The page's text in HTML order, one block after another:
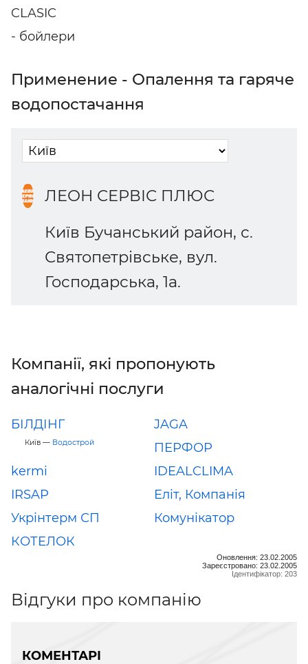
CLASIC
- бойлери
Применение - Опалення та гаряче
водопостачання
ЛЕОН СЕРВІС ПЛЮС
Київ Бучанський район, с.
Святопетрівське, вул.
Господарська, 1а.
Компанії, які пропонують
аналогічні послуги
БІЛДІНГ
Київ — Водострой
JAGA
ПЕРФОР
kermi
IDEALCLIMA
IRSAP
Еліт, Компанія
Укрінтерм СП
Комунікатор
КОТЕЛОК
Оновлення: 23.02.2005
Зареєстровано: 23.02.2005
Ідентифікатор: 203
Відгуки про компанію
КОМЕНТАРІ